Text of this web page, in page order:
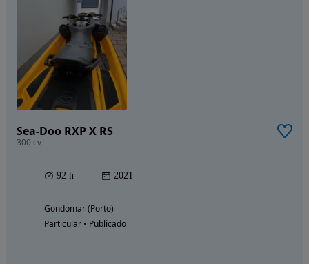
Sea-Doo RXP X RS
300 cv
92 h 2021
Gondomar (Porto)
Particular • Publicado